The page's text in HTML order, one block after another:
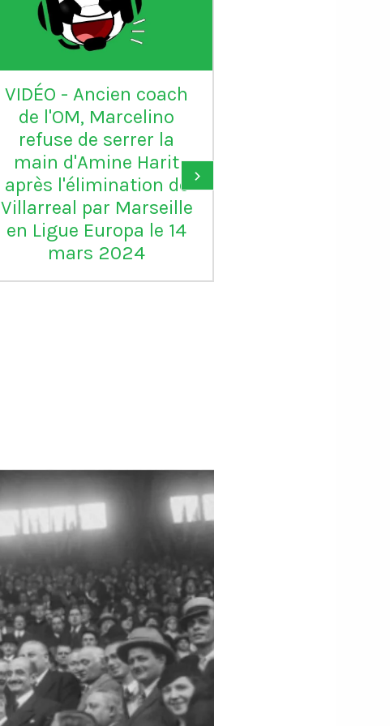
VIDÉO - Ancien coach
de l'OM, Marcelino
refuse de serrer la
main d'Amine Harit
après l'élimination de
Villarreal par Marseille
en Ligue Europa le 14
mars 2024
›